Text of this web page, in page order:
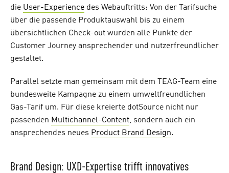
die User-Experience des Webauftritts: Von der Tarifsuche
über die passende Produktauswahl bis zu einem
übersichtlichen Check-out wurden alle Punkte der
Customer Journey ansprechender und nutzerfreundlicher
gestaltet.
Parallel setzte man gemeinsam mit dem TEAG-Team eine
bundesweite Kampagne zu einem umweltfreundlichen
Gas-Tarif um. Für diese kreierte dotSource nicht nur
passenden Multichannel-Content, sondern auch ein
ansprechendes neues Product Brand Design.
Brand Design: UXD-Expertise trifft innovatives